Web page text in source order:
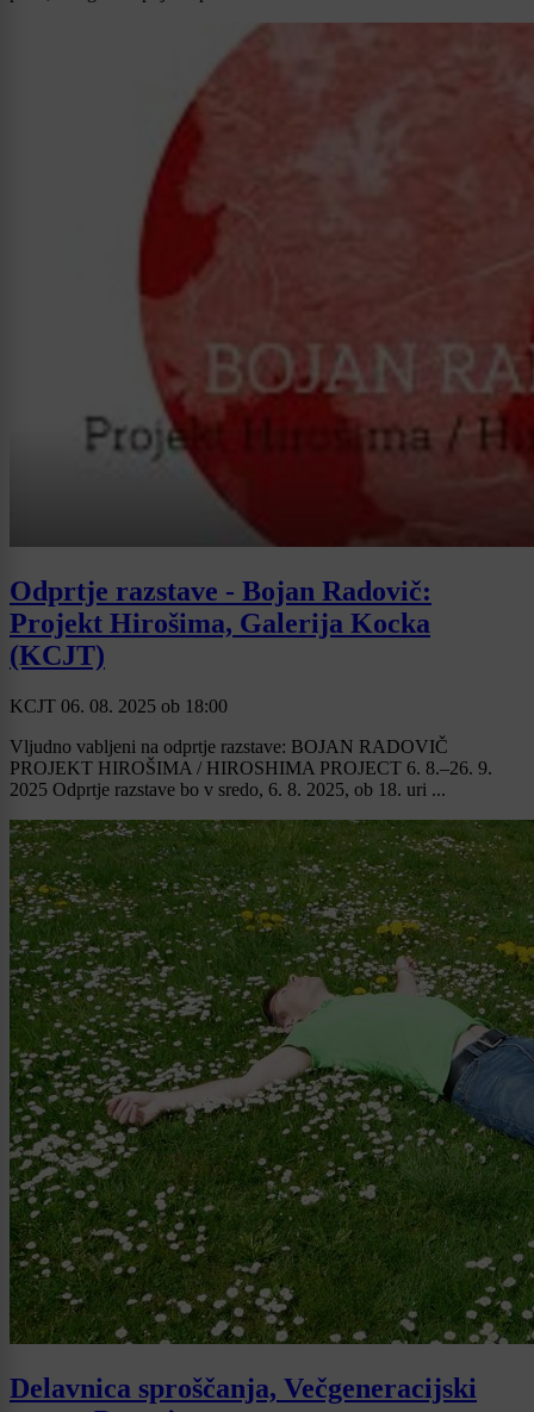
Odprtje razstave - Bojan Radovič:
Projekt Hirošima, Galerija Kocka
(KCJT)
KCJT 06. 08. 2025 ob 18:00
Vljudno vabljeni na odprtje razstave: BOJAN RADOVIČ
PROJEKT HIROŠIMA / HIROSHIMA PROJECT 6. 8.–26. 9.
2025 Odprtje razstave bo v sredo, 6. 8. 2025, ob 18. uri ...
Delavnica sproščanja, Večgeneracijski